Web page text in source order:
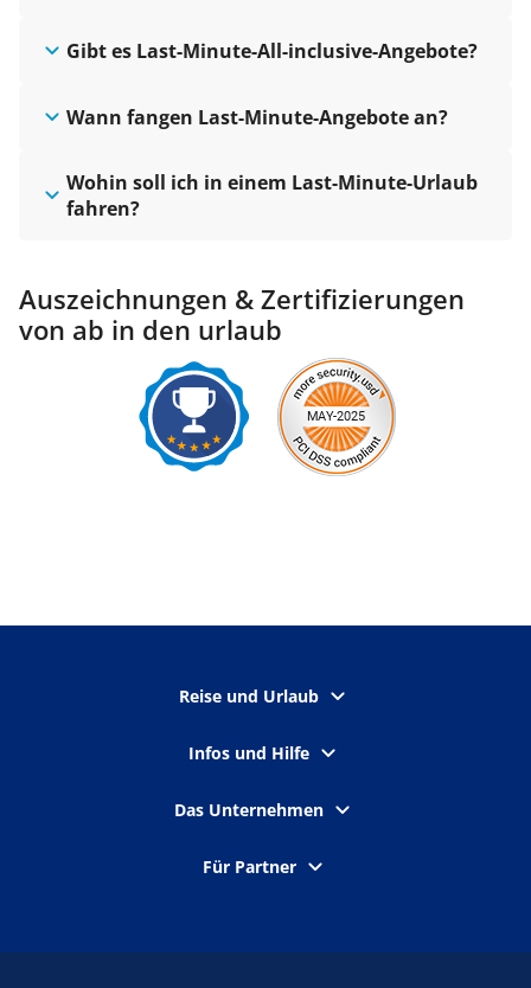
Gibt es Last-Minute-All-inclusive-Angebote?
Wann fangen Last-Minute-Angebote an?
Wohin soll ich in einem Last-Minute-Urlaub
fahren?
Auszeichnungen & Zertifizierungen
von ab in den urlaub
Reise und Urlaub
Infos und Hilfe
Das Unternehmen
Für Partner